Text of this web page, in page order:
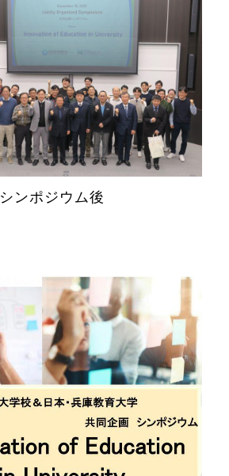
シンポジウム後